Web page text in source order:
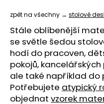
hvězdiček.
zpět na všechny → stolové
Stále oblíbenější
se světle šedou
hodí do pracoven,
pokojů,
ale také například do
Potřebujete atypický
objednat vzorek
D
o
p